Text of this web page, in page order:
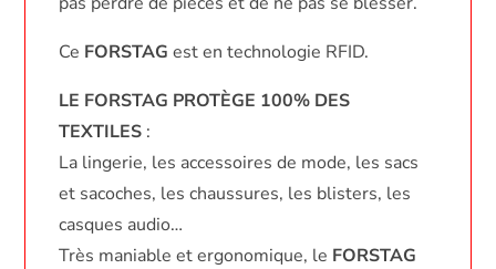
Ce FORSTAG est en technologie RFID.
LE FORSTAG PROTÈGE 100% DES
TEXTILES :
La lingerie, les accessoires de mode, les sacs
et sacoches, les chaussures, les blisters, les
casques audio…
Très maniable et ergonomique, le FORSTAG